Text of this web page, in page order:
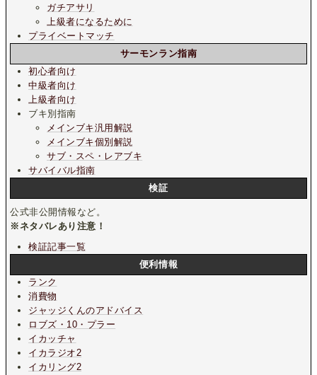
ガチアサリ
上級者になるために
プライベートマッチ
サーモンラン指南
初心者向け
中級者向け
上級者向け
ブキ別指南
メインブキ汎用解説
メインブキ個別解説
サブ・スペ・レアブキ
サバイバル指南
検証
公式非公開情報など。
※ネタバレあり注意！
検証記事一覧
便利情報
ランク
消費物
ジャッジくんのアドバイス
ロブズ・10・プラー
イカッチャ
イカラジオ2
イカリング2